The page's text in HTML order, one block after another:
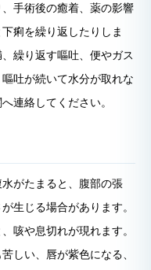
手術後の癒着、薬の影響
痢を繰り返したりしま
繰り返す嘔吐、便やガス
吐が続いて水分が取れな
連絡してください。
がたまると、腹部の張
生じる場合があります。
咳や息切れが現れます。
しい、唇が紫色になる、